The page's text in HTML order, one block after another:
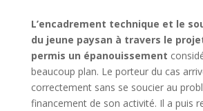
L’encadrement technique et le
du jeune paysan à travers le
permis un épanouissement
beaucoup plan. Le porteur du cas
correctement sans se soucier au
financement de son activité. Il a puis